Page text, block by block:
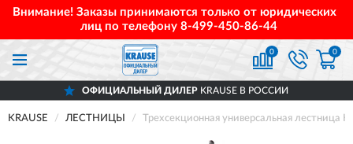
Внимание! Заказы принимаются только от юридических
лиц по телефону 8-499-450-86-44
0 0
ОФИЦИАЛЬНЫЙ ДИЛЕРKRAUSE В РОССИИ
KRAUSE ЛЕСТНИЦЫ Трехсекционная универсальная лестница